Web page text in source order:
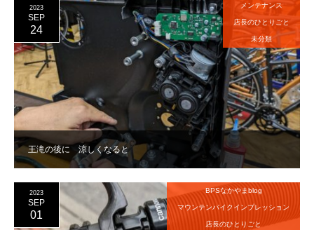
王滝の後に 涼しくなると
2023
SEP
24
メンテナンス
店長のひとりごと
未分類
2023
SEP
01
BPSなかやまblog
マウンテンバイクインプレッション
店長のひとりごと